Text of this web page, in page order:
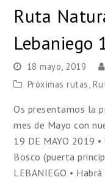
Ruta
Lebaniego
18 mayo, 2019
Próximas rutas,
Os presentamos la
mes de Mayo con
19 DE MAYO 2019
Bosco (puerta
LEBANIEGO •